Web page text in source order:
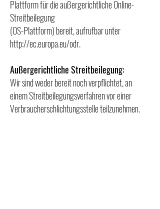
Plattform für die außergerichtliche Online-
Streitbeilegung
(OS-Plattform) bereit, aufrufbar unter
http://ec.europa.eu/odr.
Außergerichtliche Streitbeilegung:
Wir sind weder bereit noch verpflichtet, an
einem Streitbeilegungsverfahren vor einer
Verbraucherschlichtungsstelle teilzunehmen.